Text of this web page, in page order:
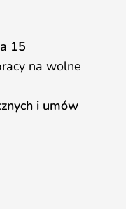
15
na wolne
i umów